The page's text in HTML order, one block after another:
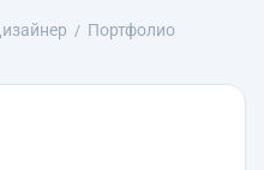
Портфолио